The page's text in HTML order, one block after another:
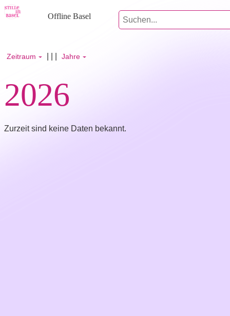
Offline Basel
Zeitraum Jahre
2026
Zurzeit sind keine Daten bekannt.